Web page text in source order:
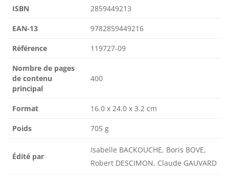
ISBN 2859449213
EAN-13 9782859449216
Référence 119727-09
Nombre de pages
de contenu
principal
400
Format 16.0 x 24.0 x 3.2 cm
Poids 705 g
Édité par
Isabelle BACKOUCHE, Boris BOVE,
Robert DESCIMON, Claude GAUVARD